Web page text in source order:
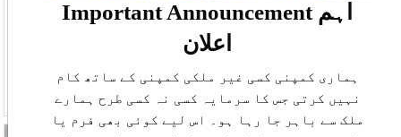
Important Announcement اہم
اعلان
ہماری کمپنی کسی غیر ملکی کمپنی کے ساتھ کام
نہیں کرتی جس کا سرمایہ کسی نہ کسی طرح ہمارے
ملک سے باہر جا رہا ہو۔ اس لیے کوئی بھی فرم یا
Promote Pakistani